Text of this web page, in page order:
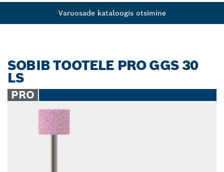
Varuosade kataloogis otsimine
SOBIB TOOTELE PRO GGS 30
LS
PRO